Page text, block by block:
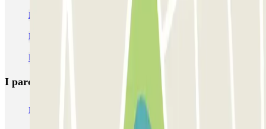
Parcheggio Stazione Centrale Amsterdam
Parcheggio Casa di Anna Frank
Parcheggi all’Aeroporto di Amsterdam-Schiphol (AMS)
I parcheggi
Parcheggio Venezia Parcheggio Piazzale Roma Venezia